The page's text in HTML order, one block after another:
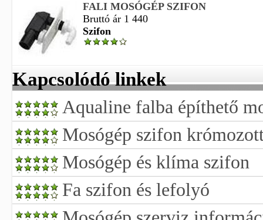
FALI MOSÓGÉP SZIFON
Bruttó ár 1 440
Szifon
Kapcsolódó linkek
Aqualine falba építhető
Mosógép szifon
Mosógép és klíma szifon
Fa szifon és lefolyó